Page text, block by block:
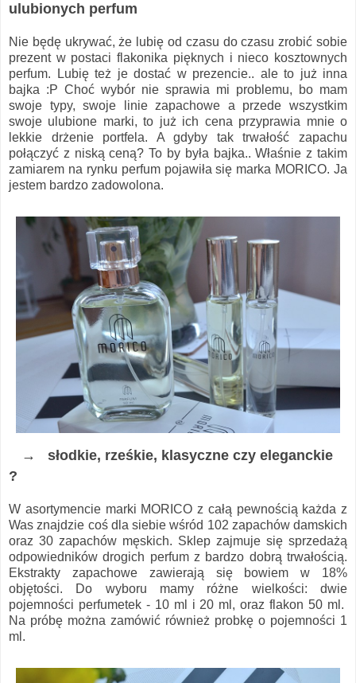
ulubionych perfum
Nie będę ukrywać, że lubię od czasu do czasu zrobić sobie
prezent w postaci flakonika pięknych i nieco kosztownych
perfum. Lubię też je dostać w prezencie.. ale to już inna
bajka :P Choć wybór nie sprawia mi problemu, bo mam
swoje typy, swoje linie zapachowe a przede wszystkim
swoje ulubione marki, to już ich cena przyprawia mnie o
lekkie drżenie portfela. A gdyby tak trwałość zapachu
połączyć z niską ceną? To by była bajka.. Właśnie z takim
zamiarem na rynku perfum pojawiła się marka MORICO. Ja
jestem bardzo zadowolona.
→ słodkie, rześkie, klasyczne czy eleganckie
?
W asortymencie marki MORICO z całą pewnością każda z
Was znajdzie coś dla siebie wśród 102 zapachów damskich
oraz 30 zapachów męskich. Sklep zajmuje się sprzedażą
odpowiedników drogich perfum z bardzo dobrą trwałością.
Ekstrakty zapachowe zawierają się bowiem w 18%
objętości. Do wyboru mamy różne wielkości: dwie
pojemności perfumetek - 10 ml i 20 ml, oraz flakon 50 ml.
Na próbę można zamówić również probkę o pojemności 1
ml.